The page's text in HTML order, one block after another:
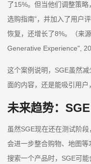
了15%。但当他们调整策
选购指南”，并加入了用户
恢复，还增长了8%。（来
Generative Experience",
这个案例说明，SGE虽然
面的内容，还是能吸引用户
未来趋势：
虽然SGE现在还在测试阶
会进一步整合购物、地图等
搜索一个产品时，SGE可